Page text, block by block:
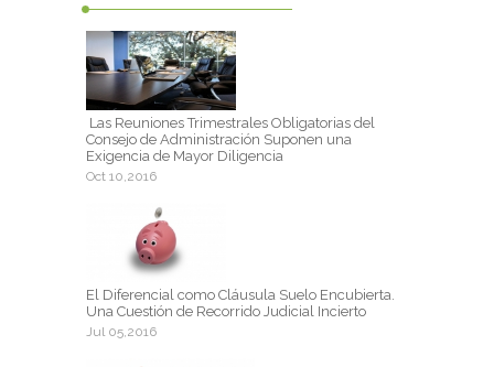
Las Reuniones Trimestrales Obligatorias del
Consejo de Administración Suponen una
Exigencia de Mayor Diligencia
Oct 10,2016
El Diferencial como Cláusula Suelo Encubierta.
Una Cuestión de Recorrido Judicial Incierto
Jul 05,2016